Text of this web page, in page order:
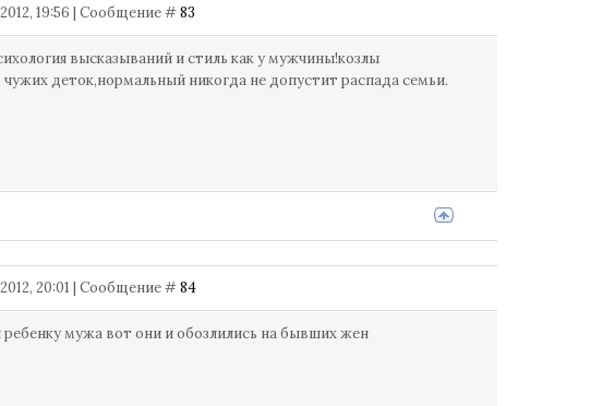
19:56 | Сообщение #83
высказываний и стиль как у мужчины!козлы
деток,нормальный никогда не допустит распада семьи.
20:01 | Сообщение #84
мужа вот они и обозлились на бывших жен